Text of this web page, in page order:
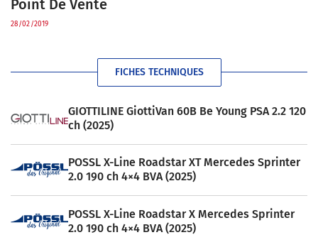
Point De Vente
28/02/2019
FICHES TECHNIQUES
GIOTTILINE GiottiVan 60B Be Young PSA 2.2 120
ch (2025)
POSSL X-Line Roadstar XT Mercedes Sprinter
2.0 190 ch 4×4 BVA (2025)
POSSL X-Line Roadstar X Mercedes Sprinter
2.0 190 ch 4×4 BVA (2025)